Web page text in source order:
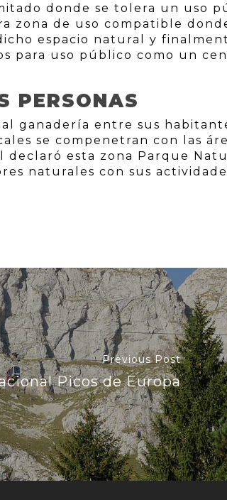
donde se tolera un uso
zona de uso compatible
espacio natural y
para uso público como un
PERSONAS
ganadería entre sus
se compenetran con las
declaró esta zona Parque
naturales con sus
Previous Post
Picos de Europa